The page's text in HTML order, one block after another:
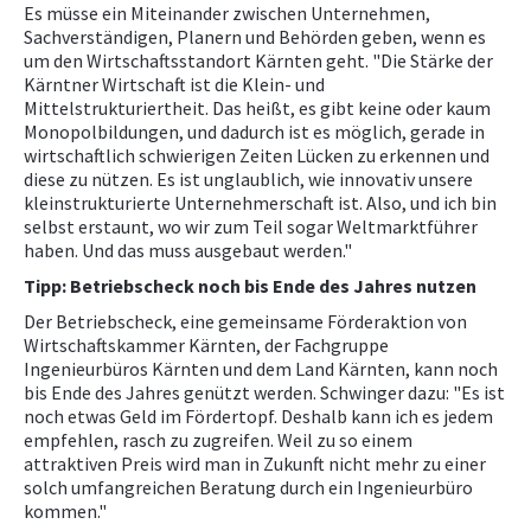
Es müsse ein Miteinander zwischen Unternehmen,
Sachverständigen, Planern und Behörden geben, wenn es
um den Wirtschaftsstandort Kärnten geht. "Die Stärke der
Kärntner Wirtschaft ist die Klein- und
Mittelstrukturiertheit. Das heißt, es gibt keine oder kaum
Monopolbildungen, und dadurch ist es möglich, gerade in
wirtschaftlich schwierigen Zeiten Lücken zu erkennen und
diese zu nützen. Es ist unglaublich, wie innovativ unsere
kleinstrukturierte Unternehmerschaft ist. Also, und ich bin
selbst erstaunt, wo wir zum Teil sogar Weltmarktführer
haben. Und das muss ausgebaut werden."
Tipp: Betriebscheck noch bis Ende des Jahres nutzen
Der Betriebscheck, eine gemeinsame Förderaktion von
Wirtschaftskammer Kärnten, der Fachgruppe
Ingenieurbüros Kärnten und dem Land Kärnten, kann noch
bis Ende des Jahres genützt werden. Schwinger dazu: "Es ist
noch etwas Geld im Fördertopf. Deshalb kann ich es jedem
empfehlen, rasch zu zugreifen. Weil zu so einem
attraktiven Preis wird man in Zukunft nicht mehr zu einer
solch umfangreichen Beratung durch ein Ingenieurbüro
kommen."